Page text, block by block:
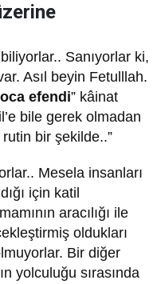
Sanıyorlar ki,
Asıl beyin Fetulllah.
efendi” kâinat
bile gerek olmadan
bir şekilde..”
Mesela insanları
için katil
aracılığı ile
oldukları
Bir diğer
yolculuğu sırasında